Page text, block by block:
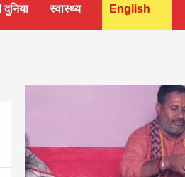
स्वास्थ्य English